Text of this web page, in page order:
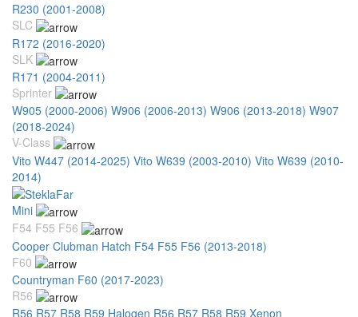
R230 (2001-2008)
SLC
R172 (2016-2020)
SLK
R171 (2004-2011)
Sprinter
W905 (2000-2006) W906 (2006-2013) W906 (2013-2018) W907
(2018-2024)
V-Class
Vito W447 (2014-2025) Vito W639 (2003-2010) Vito W639 (2010-
2014)
Mini
F54 F55 F56
Cooper Clubman Hatch F54 F55 F56 (2013-2018)
F60
Countryman F60 (2017-2023)
R56
R56 R57 R58 R59 Halogen R56 R57 R58 R59 Xenon